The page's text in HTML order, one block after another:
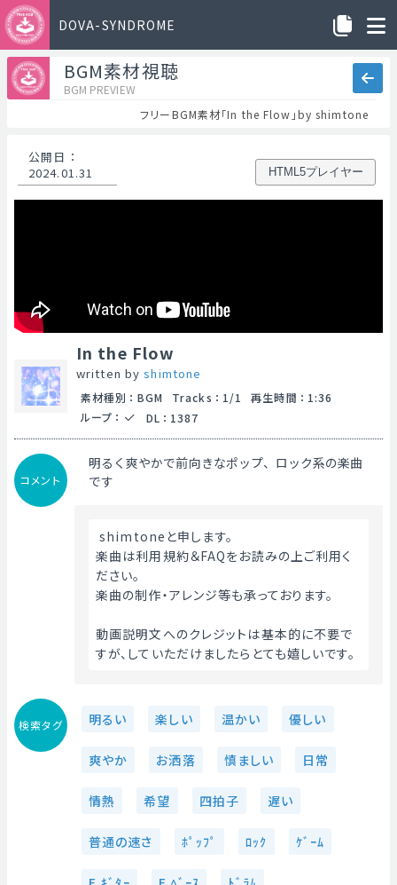
DOVA-SYNDROME
BGM素材視聴
BGM PREVIEW
フリーBGM素材「In the Flow」by shimtone
公開日 ：
2024.01.31
HTML5プレイヤー
In the Flow
written byshimtone
素材種別 ： BGM Tracks ： 1/1 再生時間 ： 1:36
ループ ： DL ： 1387
コメント
明るく爽やかで前向きなポップ、ロック系の楽曲
です
shimtoneと申します。
楽曲は利用規約＆FAQをお読みの上ご利用く
ださい。
楽曲の制作・アレンジ等も承っております。
動画説明文へのクレジットは基本的に不要で
すが、していただけましたらとても嬉しいです。
検索タグ 明るい 楽しい 温かい 優しい
爽やか お洒落 慎ましい 日常
情熱 希望 四拍子 遅い
普通の速さ ﾎﾟｯﾌﾟ ﾛｯｸ ｹﾞｰﾑ